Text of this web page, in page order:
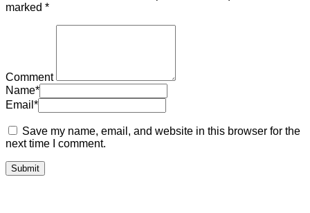
marked *
Comment
Name*
Email *
Save my name, email, and website in this browser for the
next time I comment.